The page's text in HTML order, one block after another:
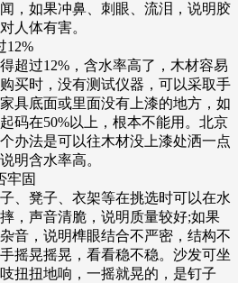
，如果冲鼻、刺眼、流泪，说明胶
人体有害。
过12%，含水率高了，木材容易
买时，没有测试仪器，可以采取手
具底面或里面没有上漆的地方，如
码在50%以上，根本不能用。北京
办法是可以往木材没上漆处洒一点
明含水率高。
固
凳子、衣架等在挑选时可以在水
，声音清脆，说明质量较好;如果
音，说明榫眼结合不严密，结构不
摇晃摇晃，看看稳不稳。沙发可坐
扭扭地响，一摇就晃的，是钉子